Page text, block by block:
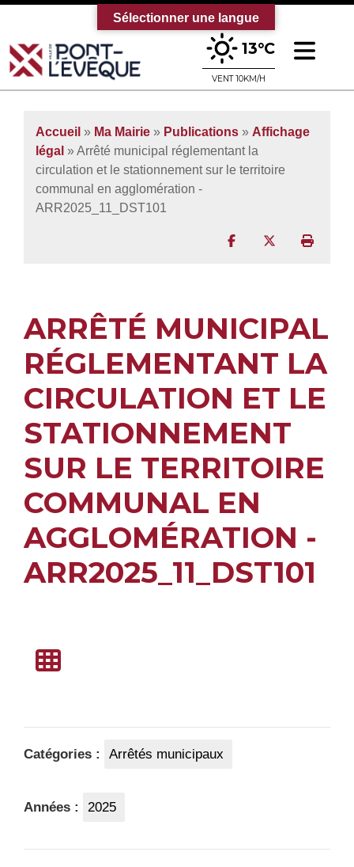
Bienvenue sur le site officiel de la
13°C
VENT 10KM/H
Accueil » Ma Mairie » Publications » Affichage
légal » Arrêté municipal réglementant la
circulation et le stationnement sur le territoire
communal en agglomération -
ARR2025_11_DST101
Partager surPartager sur
ARRÊTÉ MUNICIPAL
RÉGLEMENTANT LA
CIRCULATION ET LE
STATIONNEMENT
SUR LE TERRITOIRE
COMMUNAL EN
AGGLOMÉRATION -
ARR2025_11_DST101
Catégories : Arrêtés municipaux
Années : 2025
Sélectionner une langue